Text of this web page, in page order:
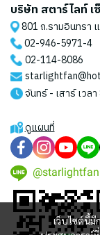
เว็บไซต์นี้มี
บริษัท สตาร์ไลท์ เ
801 ถ.รามอินทรา
02-946-5971-4
02-114-8086
จันทร์ - เสาร์ เวล
ดูแผนที่
@starlightfan